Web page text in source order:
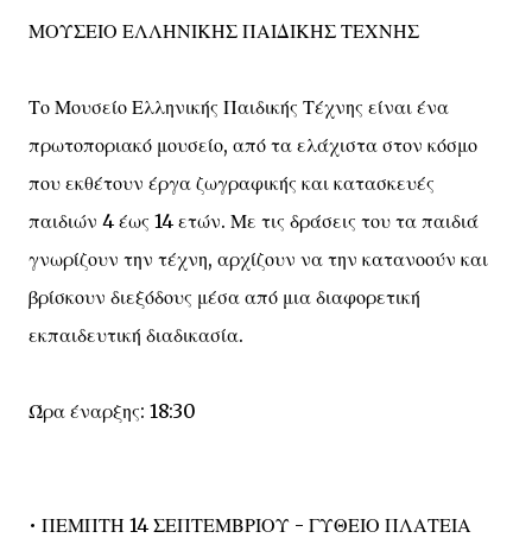
ΜΟΥΣΕΙΟ ΕΛΛΗΝΙΚΗΣ ΠΑΙΔΙΚΗΣ ΤΕΧΝΗΣ
Το Μουσείο Ελληνικής Παιδικής Τέχνης είναι ένα
πρωτοποριακό μουσείο, από τα ελάχιστα στον κόσμο
που εκθέτουν έργα ζωγραφικής και κατασκευές
παιδιών 4 έως 14 ετών. Με τις δράσεις του τα παιδιά
γνωρίζουν την τέχνη, αρχίζουν να την κατανοούν και
βρίσκουν διεξόδους μέσα από μια διαφορετική
εκπαιδευτική διαδικασία.
Ώρα έναρξης: 18:30
• ΠΕΜΠΤΗ 14 ΣΕΠΤΕΜΒΡΙΟΥ - ΓΥΘΕΙΟ ΠΛΑΤΕΙΑ